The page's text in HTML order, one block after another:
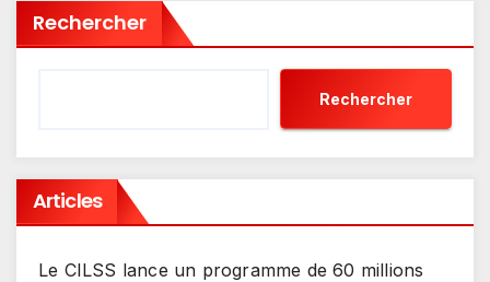
Rechercher
Rechercher
Articles
Le CILSS lance un programme de 60 millions